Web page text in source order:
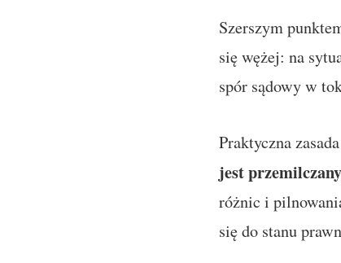
Szerszym
się wężej: na
spór sądowy w
Praktyczna
jest
różnic i
się do stanu